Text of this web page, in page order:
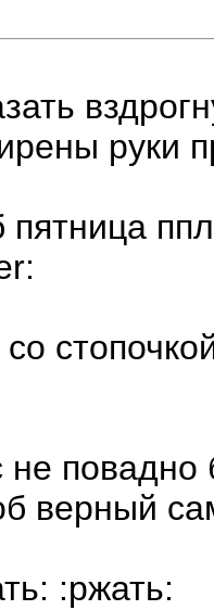
руки
пятница
повадно
верный
:ржать: